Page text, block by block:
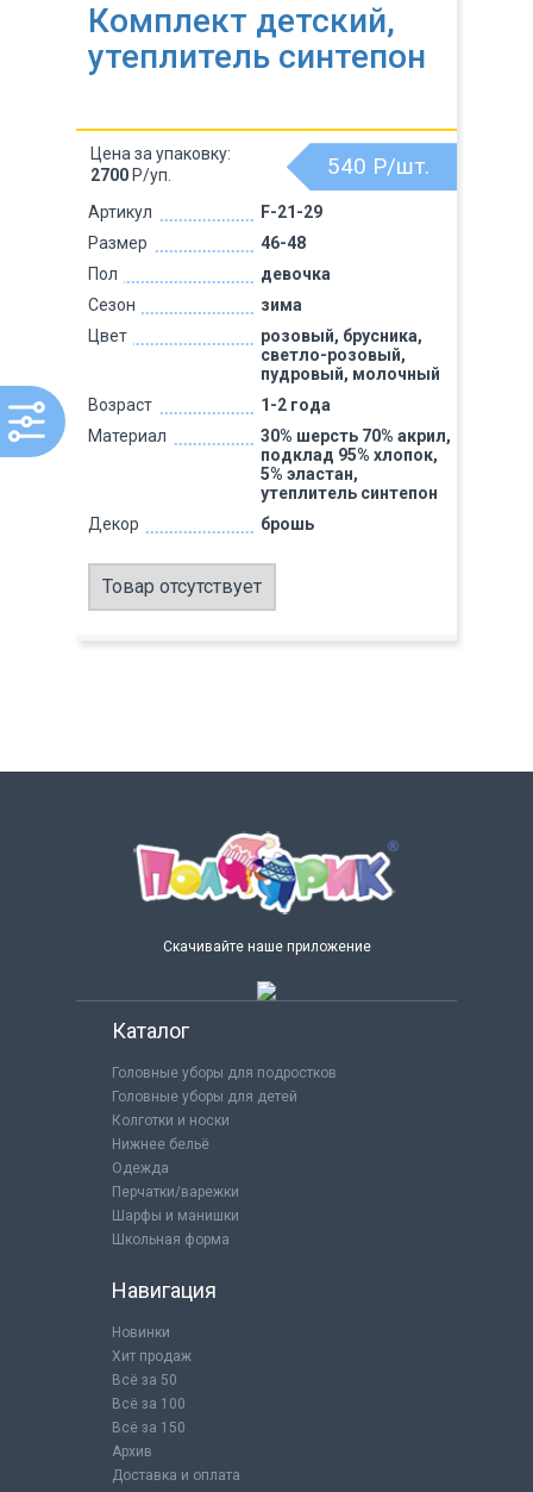
Комплект детский,
утеплитель синтепон
Артикул
F-21-29
Размер
46-48
Пол
девочка
Сезон
зима
Цвет
розовый, брусника,
светло-розовый,
пудровый, молочный
Возраст
1-2 года
Материал
30% шерсть 70% акрил,
подклад 95% хлопок,
5% эластан,
утеплитель синтепон
Декор
брошь
540 Р/шт.
Цена за упаковку:
2700 Р/уп.
Товар отсутствует
Скачивайте наше приложение
Каталог
Головные уборы для подростков
Головные уборы для детей
Колготки и носки
Нижнее бельё
Одежда
Перчатки/варежки
Шарфы и манишки
Школьная форма
Навигация
Новинки
Хит продаж
Всё за 50
Всё за 100
Всё за 150
Архив
Доставка и оплата